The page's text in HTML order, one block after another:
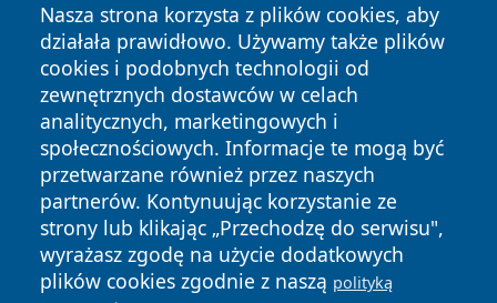
Nasza strona korzysta z plików cookies, aby
działała prawidłowo. Używamy także plików
cookies i podobnych technologii od
zewnętrznych dostawców w celach
analitycznych, marketingowych i
społecznościowych. Informacje te mogą być
przetwarzane również przez naszych
partnerów. Kontynuując korzystanie ze
strony lub klikając „Przechodzę do serwisu",
wyrażasz zgodę na użycie dodatkowych
plików cookies zgodnie z naszą polityką
Copyright © 2026 nowosadecki24.pl Wszystkie prawa
zastrzeżone.
News Autorzy
Polityka
Prywatności
Polityka
Cookies